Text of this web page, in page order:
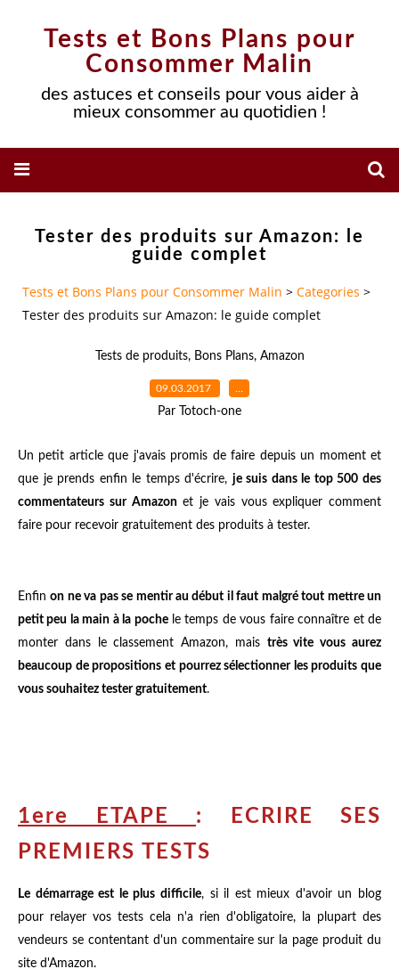
Tests et Bons Plans pour
Consommer Malin
des astuces et conseils pour vous aider à
mieux consommer au quotidien !
Tester des produits sur Amazon: le
guide complet
Tests et Bons Plans pour Consommer Malin > Categories >
Tester des produits sur Amazon: le guide complet
Tests de produits, Bons Plans, Amazon
09.03.2017 …
Par Totoch-one
Un petit article que j'avais promis de faire depuis un moment et
que je prends enfin le temps d'écrire, je suis dans le top 500 des
commentateurs sur Amazonet je vais vous expliquer comment
faire pour recevoir gratuitement des produits à tester.
Enfinon ne va pas se mentir au début il faut malgré tout mettre un
petit peu la main à la pochele temps de vous faire connaître et de
monter dans le classement Amazon, mais très vite vous aurez
beaucoup de propositions et pourrez sélectionner les produits que
vous souhaitez tester gratuitement.
1ere ETAPE : ECRIRE SES
PREMIERS TESTS
Le démarrage est le plus difficile, si il est mieux d'avoir un blog
pour relayer vos tests cela n'a rien d'obligatoire, la plupart des
vendeurs se contentant d'un commentaire sur la page produit du
site d'Amazon.